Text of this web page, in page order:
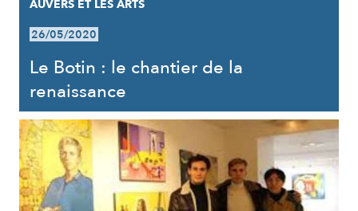
AUVERS ET LES ARTS
26/05/2020
Le Botin : le chantier de la
renaissance